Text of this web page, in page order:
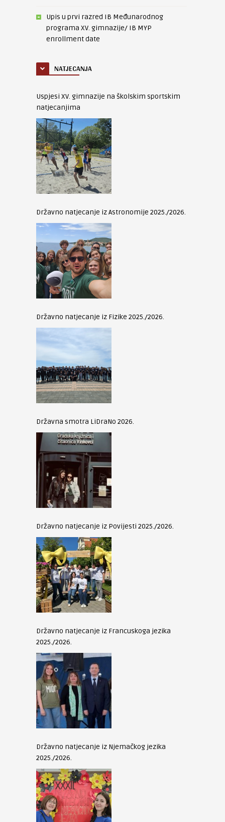
Upis u prvi razred IB Međunarodnog
programa XV. gimnazije/ IB MYP
enrollment date
NATJECANJA
Uspjesi XV. gimnazije na školskim sportskim
natjecanjima
Državno natjecanje iz Astronomije 2025./2026.
Državno natjecanje iz Fizike 2025./2026.
Državna smotra LiDraNo 2026.
Državno natjecanje iz Povijesti 2025./2026.
Državno natjecanje iz Francuskoga jezika
2025./2026.
Državno natjecanje iz Njemačkog jezika
2025./2026.